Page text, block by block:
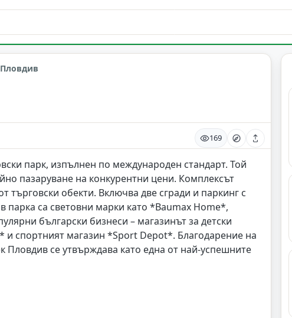
169
парк, изпълнен по международен стандарт. Той
пазаруване на конкурентни цени. Комплексът
търговски обекти. Включва две сгради и паркинг с
парка са световни марки като *Baumax Home*,
български бизнеси – магазинът за детски
спортният магазин *Sport Depot*. Благодарение на
се утвърждава като една от най-успешните